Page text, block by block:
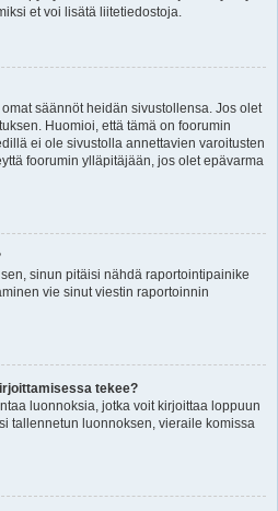
et voi lisätä liitetiedostoja.
säännöt heidän sivustollensa. Jos olet
Huomioi, että tämä on foorumin
ei ole sivustolla annettavien varoitusten
foorumin ylläpitäjään, jos olet epävarma
sinun pitäisi nähdä raportointipainike
vie sinut viestin raportoinnin
tekee?
luonnoksia, jotka voit kirjoittaa loppuun
tallennetun luonnoksen, vieraile komissa